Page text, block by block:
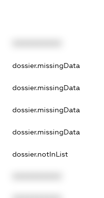
dossier.missingData
dossier.missingData
dossier.missingData
dossier.missingData
dossier.notInList